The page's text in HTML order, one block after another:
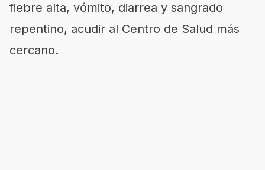
fiebre alta, vómito, diarrea y sangrado
repentino, acudir al Centro de Salud más
cercano.